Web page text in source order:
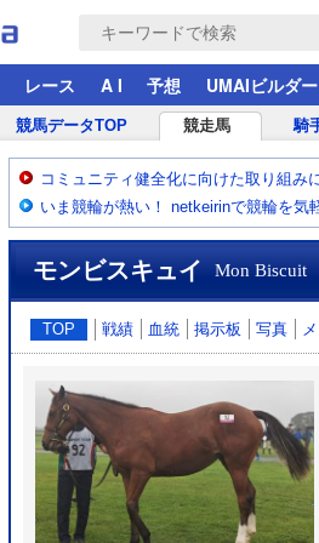
レース A I 予想 UMAIビルダー
競馬データTOP 競走馬 騎
コミュニティ健全化に向けた取り組み
いま競輪が熱い！ netkeirinで競輪を気
モンビスキュイ Mon Biscuit
TOP 戦績 血統 掲示板 写真